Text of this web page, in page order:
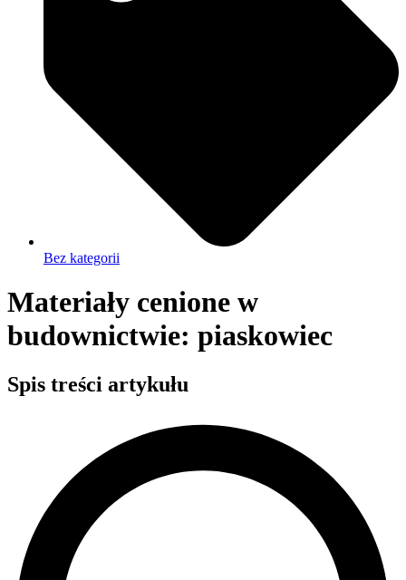
Bez kategorii
Materiały cenione w
budownictwie: piaskowiec
Spis treści artykułu